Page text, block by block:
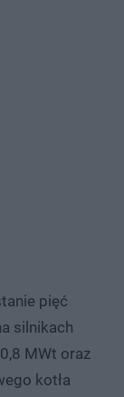
pięć
silnikach
MWt oraz
kotła